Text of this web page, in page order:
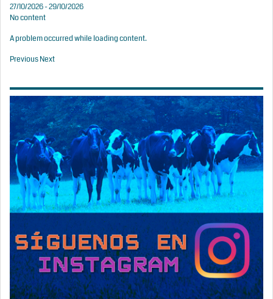
27/10/2026 - 29/10/2026
No content
A problem occurred while loading content.
PreviousNext